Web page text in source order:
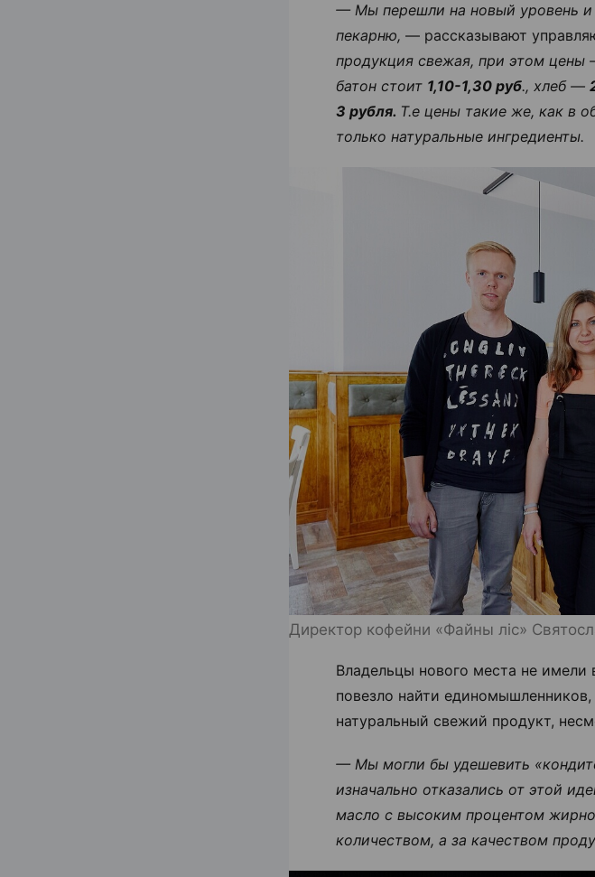
— Мы перешли на новый уровень и
пекарню, — рассказывают
продукция свежая, при этом
батон стоит 1,10-1,30 руб., хлеб —
3 рубля. Т.е цены такие же, как в
только натуральные ингредиенты.
Директор кофейни «Файны ліс»
Владельцы нового места не
повезло найти
натуральный свежий продукт,
— Мы могли бы удешевить
изначально отказались от этой
масло с высоким процентом
количеством, а за качеством